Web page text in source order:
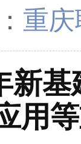
重
新
用